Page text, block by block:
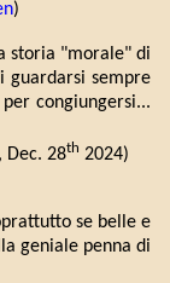
)
storia "morale" di
guardarsi sempre
congiungersi...
, Dec. 28th 2024)
se belle e
geniale penna di